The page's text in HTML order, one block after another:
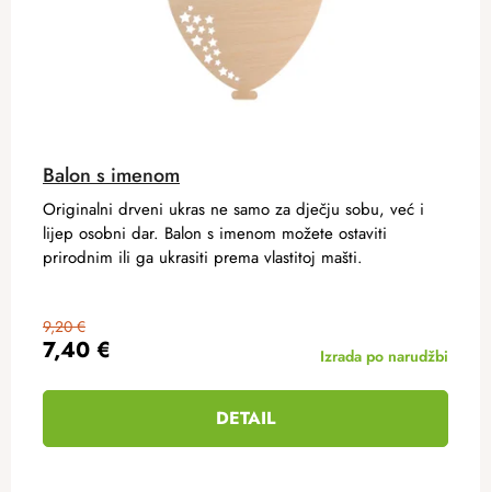
Balon s imenom
7,40 €
9,20 €
Izrada po narudžbi
DETAIL
Originalni drveni ukras ne samo za dječju sobu, već i
lijep osobni dar. Balon s imenom možete ostaviti
prirodnim ili ga ukrasiti prema vlastitoj mašti.